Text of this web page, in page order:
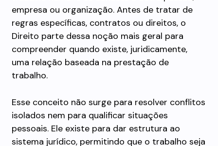
empresa ou organização. Antes de tratar de
regras específicas, contratos ou direitos, o
Direito parte dessa noção mais geral para
compreender quando existe, juridicamente,
uma relação baseada na prestação de
trabalho.
Esse conceito não surge para resolver conflitos
isolados nem para qualificar situações
pessoais. Ele existe para dar estrutura ao
sistema jurídico, permitindo que o trabalho seja